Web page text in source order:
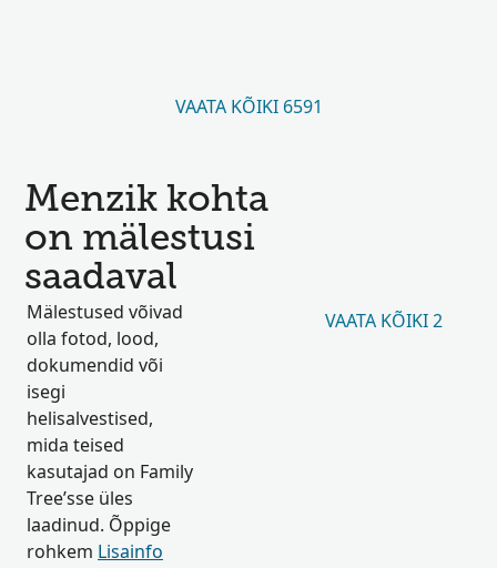
VAATA KÕIKI 6591
Menzik kohta
on mälestusi
saadaval
Mälestused võivad
olla fotod, lood,
dokumendid või
isegi
helisalvestised,
mida teised
kasutajad on Family
Tree’sse üles
laadinud. Õppige
rohkem Lisainfo
VAATA KÕIKI 2